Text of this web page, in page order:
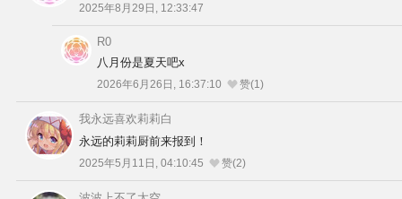
2025年8月29日, 12:33:47
R0
八月份是夏天吧x
2026年6月26日, 16:37:10 赞(1)
我永远喜欢莉莉白
永远的莉莉厨前来报到！
2025年5月11日, 04:10:45 赞(2)